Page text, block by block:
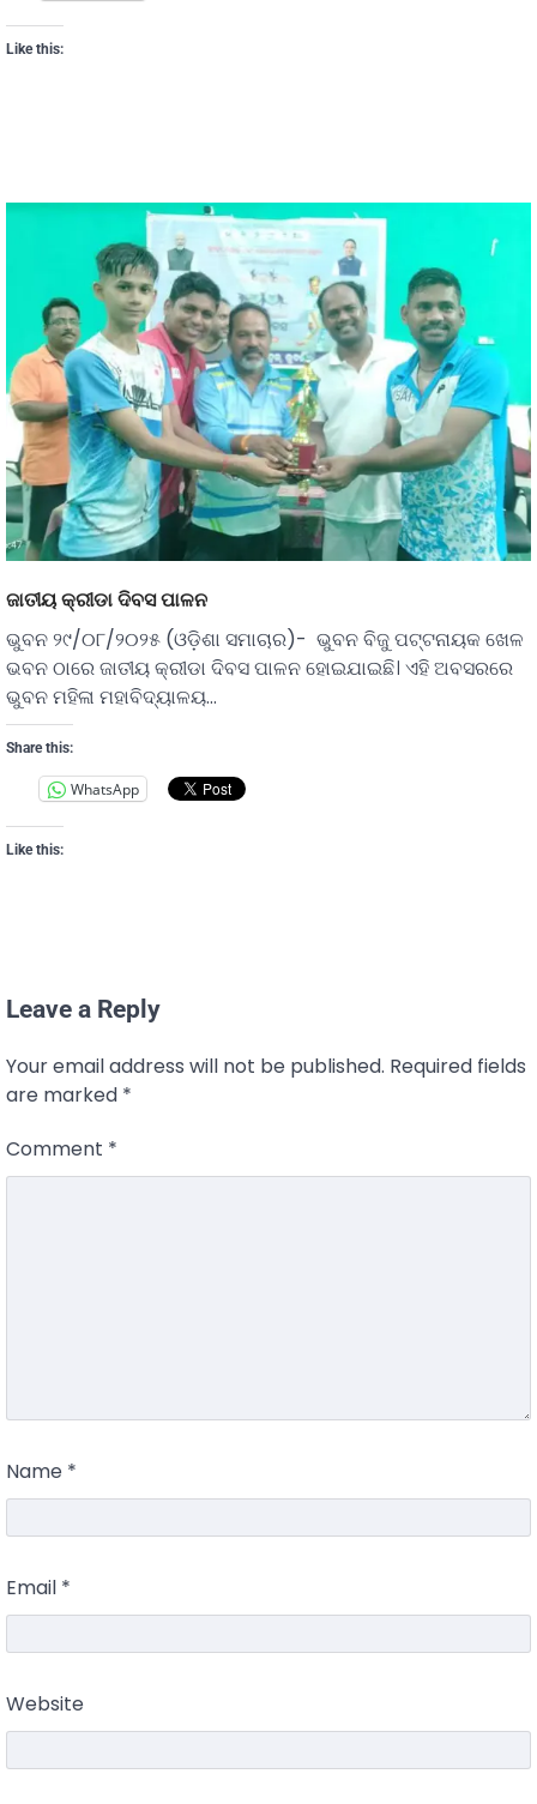
Like this:
ଜାତୀୟ କ୍ରୀଡା ଦିବସ ପାଳନ
ଭୁବନ ୨୯/୦୮/୨୦୨୫ (ଓଡ଼ିଶା ସମାଚାର)- ଭୁବନ ବିଜୁ ପଟ୍ଟନାୟକ ଖେଳ
ଭବନ ଠାରେ ଜାତୀୟ କ୍ରୀଡା ଦିବସ ପାଳନ ହୋଇଯାଇଛି। ଏହି ଅବସରରେ
ଭୁବନ ମହିଳା ମହାବିଦ୍ୟାଳୟ…
Share this:
WhatsApp
Like this:
Leave a Reply
Your email address will not be published. Required fields
are marked *
Comment *
Name *
Email *
Website